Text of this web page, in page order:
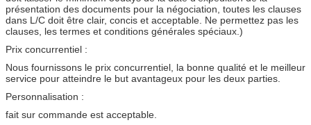
présentation des documents pour la négociation, toutes les clauses
dans L/C doit être clair, concis et acceptable. Ne permettez pas les
clauses, les termes et conditions générales spéciaux.)
Prix concurrentiel :
Nous fournissons le prix concurrentiel, la bonne qualité et le meilleur
service pour atteindre le but avantageux pour les deux parties.
Personnalisation :
fait sur commande est acceptable.